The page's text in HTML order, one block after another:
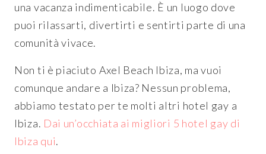
una vacanza indimenticabile. È un luogo dove
puoi rilassarti, divertirti e sentirti parte di una
comunità vivace.
Non ti è piaciuto Axel Beach Ibiza, ma vuoi
comunque andare a Ibiza? Nessun problema,
abbiamo testato per te molti altri hotel gay a
Ibiza. Dai un’occhiata ai migliori 5 hotel gay di
Ibiza qui.